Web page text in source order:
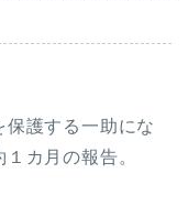
護する一助にな
カ月の報告。